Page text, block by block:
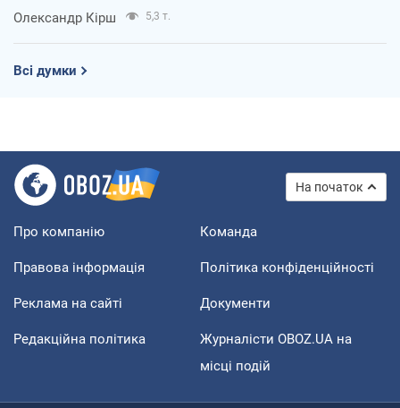
Олександр Кірш 5,3 т.
Всі думки
На початок
Про компанію Команда
Правова інформація Політика конфіденційності
Реклама на сайті Документи
Редакційна політика
Журналісти OBOZ.UA на
місці подій